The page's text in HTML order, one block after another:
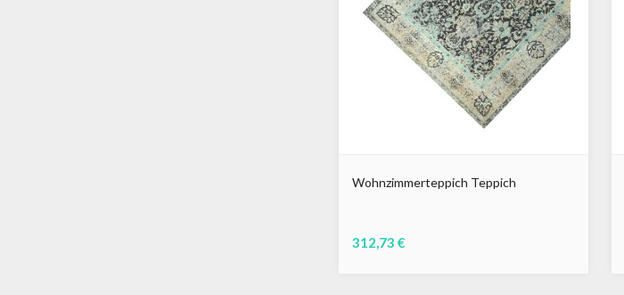
Wohnzimmerteppich Teppich
312,73 €